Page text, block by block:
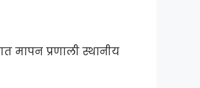
मापन प्रणाली स्थानीय